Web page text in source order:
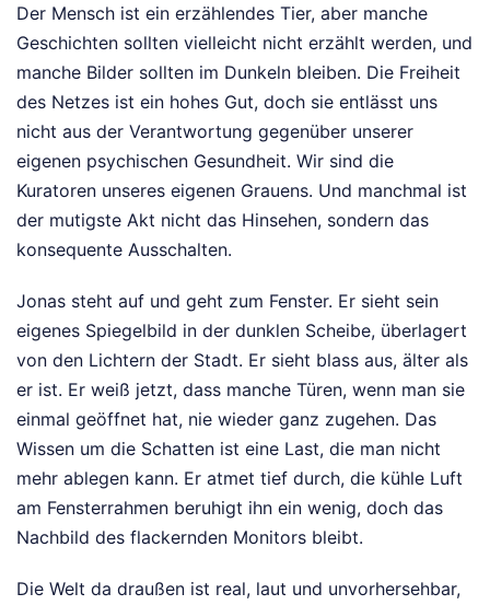
Der Mensch ist ein erzählendes Tier, aber manche
Geschichten sollten vielleicht nicht erzählt werden, und
manche Bilder sollten im Dunkeln bleiben. Die Freiheit
des Netzes ist ein hohes Gut, doch sie entlässt uns
nicht aus der Verantwortung gegenüber unserer
eigenen psychischen Gesundheit. Wir sind die
Kuratoren unseres eigenen Grauens. Und manchmal ist
der mutigste Akt nicht das Hinsehen, sondern das
konsequente Ausschalten.
Jonas steht auf und geht zum Fenster. Er sieht sein
eigenes Spiegelbild in der dunklen Scheibe, überlagert
von den Lichtern der Stadt. Er sieht blass aus, älter als
er ist. Er weiß jetzt, dass manche Türen, wenn man sie
einmal geöffnet hat, nie wieder ganz zugehen. Das
Wissen um die Schatten ist eine Last, die man nicht
mehr ablegen kann. Er atmet tief durch, die kühle Luft
am Fensterrahmen beruhigt ihn ein wenig, doch das
Nachbild des flackernden Monitors bleibt.
Die Welt da draußen ist real, laut und unvorhersehbar,